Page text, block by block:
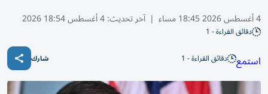
4 أغسطس 2026 18:45 مساء | آخر تحديث:4 أغسطس 18:54 2026
دقائق القراءة - 1
استمع دقائق القراءة - 1 شارك